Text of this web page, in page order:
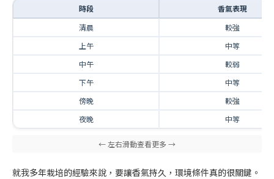
時段
香氣表現
清晨
較強
上午
中等
中午
較弱
下午
中等
傍晚
較強
夜晚
中等
就我多年栽培的經驗來說，要讓香氣持久，環境條件真的很關鍵。